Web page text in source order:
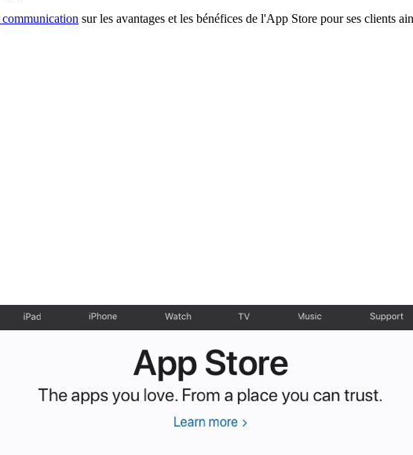
sur les avantages et les bénéfices de l'App Store pour ses clients